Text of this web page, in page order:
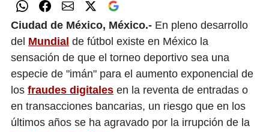
Ciudad de México, México.- En pleno desarrollo
del Mundial de fútbol existe en México la
sensación de que el torneo deportivo sea una
especie de "imán" para el aumento exponencial de
los fraudes digitales en la reventa de entradas o
en transacciones bancarias, un riesgo que en los
últimos años se ha agravado por la irrupción de la